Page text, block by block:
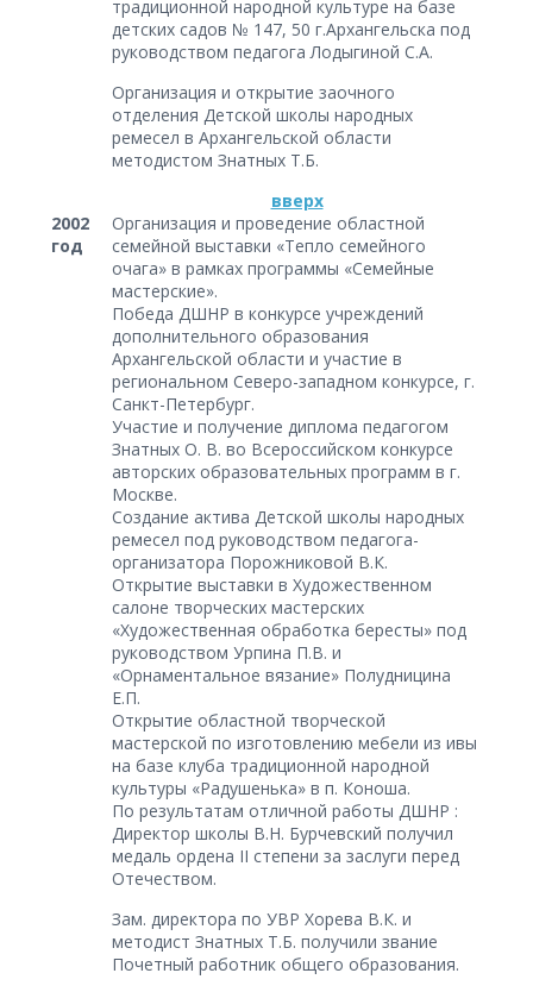
традиционной народной культуре на базе
детских садов № 147, 50 г.Архангельска под
руководством педагога Лодыгиной С.А.
Организация и открытие заочного
отделения Детской школы народных
ремесел в Архангельской области
методистом Знатных Т.Б.
вверх
2002
год
Организация и проведение областной
семейной выставки «Тепло семейного
очага» в рамках программы «Семейные
мастерские».
Победа ДШНР в конкурсе учреждений
дополнительного образования
Архангельской области и участие в
региональном Северо-западном конкурсе, г.
Санкт-Петербург.
Участие и получение диплома педагогом
Знатных О. В. во Всероссийском конкурсе
авторских образовательных программ в г.
Москве.
Создание актива Детской школы народных
ремесел под руководством педагога-
организатора Порожниковой В.К.
Открытие выставки в Художественном
салоне творческих мастерских
«Художественная обработка бересты» под
руководством Урпина П.В. и
«Орнаментальное вязание» Полудницина
Е.П.
Открытие областной творческой
мастерской по изготовлению мебели из ивы
на базе клуба традиционной народной
культуры «Радушенька» в п. Коноша.
По результатам отличной работы ДШНР :
Директор школы В.Н. Бурчевский получил
медаль ордена II степени за заслуги перед
Отечеством.
Зам. директора по УВР Хорева В.К. и
методист Знатных Т.Б. получили звание
Почетный работник общего образования.